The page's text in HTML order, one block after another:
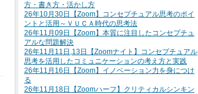
方・書き方・活かし方
26年10月30日【Zoom】コンセプチュアル思考のポイ
ントと活用～ＶＵＣＡ時代の思考法
26年11月09日【Zoom】本質に注目したコンセプチュ
アルな問題解決
26年11月11日,13日【Zoomナイト】コンセプチュアル
思考を活用したコミュニケーションの考え方と実践
26年11月16日【Zoom】イノベーション力を身につけ
る
26年11月18日【Zoomハーフ】クリティカルシンキン